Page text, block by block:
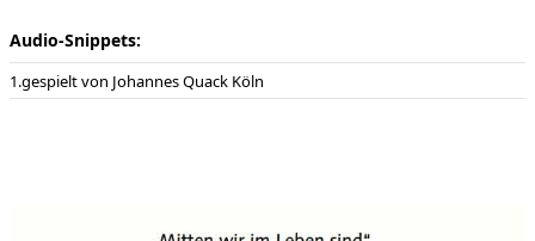
Audio-Snippets:
gespielt von Johannes Quack Köln
Vergänglichkeitsgedanken zu einem holzschnittartigen
Gestus.
------------------------------
An essential feature of attitudes prevailing in the days of Luther